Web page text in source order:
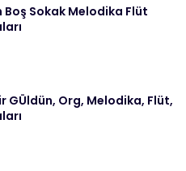
Boş Sokak Melodika Flüt
GÜldün, Org, Melodika, Flüt,